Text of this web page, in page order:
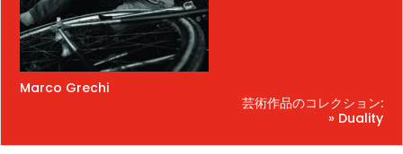
Marco Grechi
芸術作品のコレクション:
» Duality